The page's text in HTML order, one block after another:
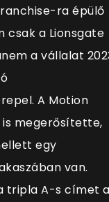
ra épülő
csak a Lionsgate
a vállalat
A Motion
is megerősítette,
egy
van.
tripla A-s címet